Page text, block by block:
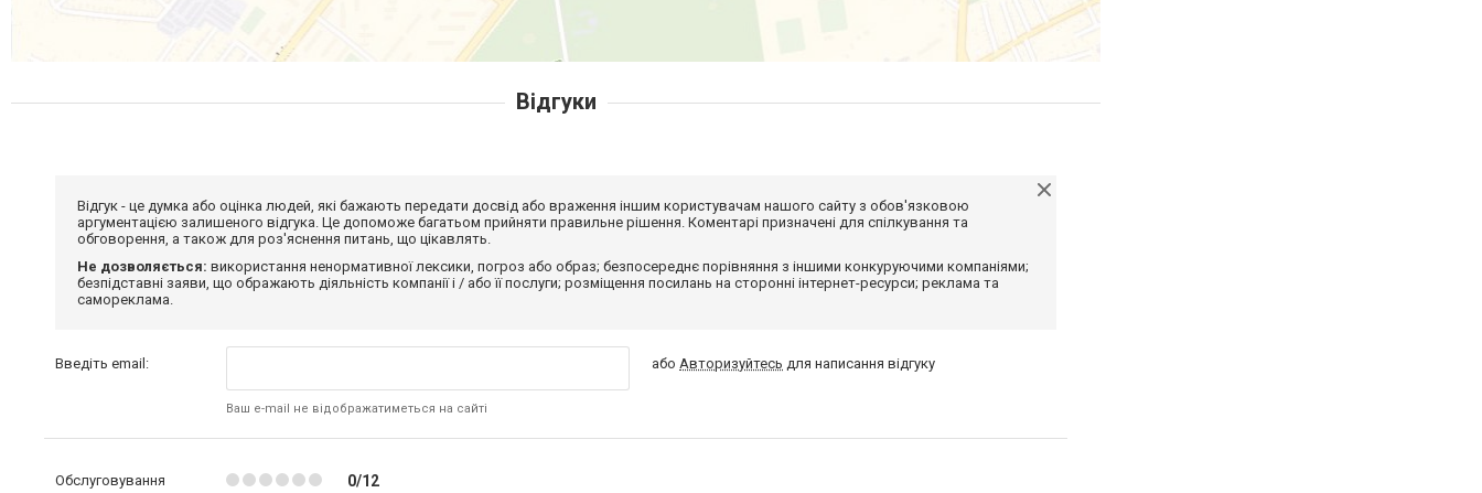
Відгуки
Відгук - це думка або оцінка людей, які бажають передати досвід або враження іншим користувачам нашого сайту з обов'язковою
аргументацією залишеного відгука. Це допоможе багатьом прийняти правильне рішення. Коментарі призначені для спілкування та
обговорення, а також для роз'яснення питань, що цікавлять.
Не дозволяється: використання ненормативної лексики, погроз або образ; безпосереднє порівняння з іншими конкуруючими компаніями;
безпідставні заяви, що ображають діяльність компанії і / або її послуги; розміщення посилань на сторонні інтернет-ресурси; реклама та
самореклама.
Введіть email:
Ваш e-mail не відображатиметься на сайті
або Авторизуйтесь для написання відгуку
Обслуговування 0/12